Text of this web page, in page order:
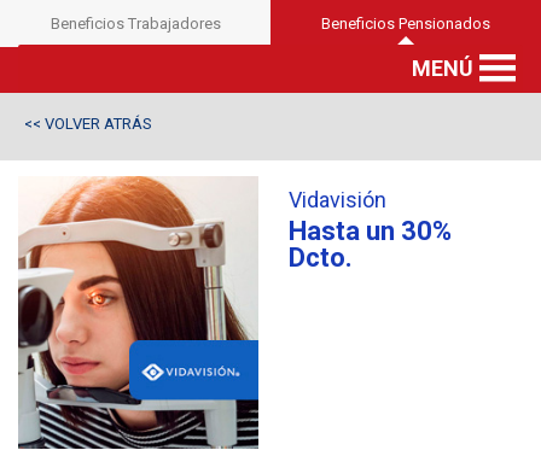
Beneficios Trabajadores Beneficios Pensionados
MENÚ
<< VOLVER ATRÁS
Vidavisión
Hasta un 30%
Dcto.